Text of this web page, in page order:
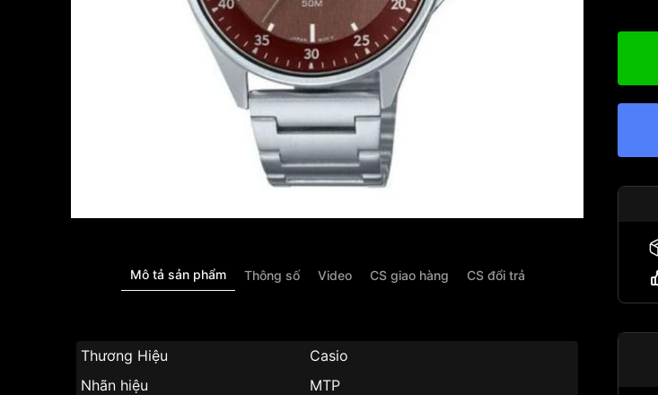
Mô tả sản phẩm Thông số Video CS giao hàng CS đổi trả
Thương Hiệu
Casio
Nhãn hiệu
MTP